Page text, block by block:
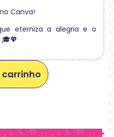
Canva!
eterniza a alegria e o